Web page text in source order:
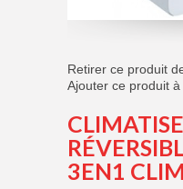
Retirer ce produit
Ajouter ce produit
3EN1